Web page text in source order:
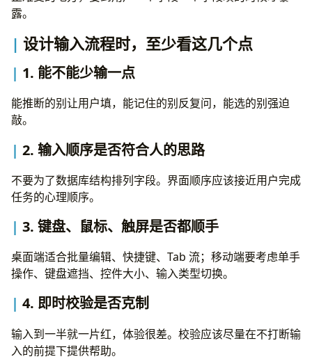
露。
设计输入流程时，至少看这几个点
1. 能不能少输一点
能推断的别让用户填，能记住的别反复问，能选的别强迫
敲。
2. 输入顺序是否符合人的思路
不要为了数据库结构排列字段。界面顺序应该接近用户完成
任务的心理顺序。
3. 键盘、鼠标、触屏是否都顺手
桌面端适合批量编辑、快捷键、Tab 流；移动端要考虑单手
操作、键盘遮挡、控件大小、输入类型切换。
4. 即时校验是否克制
输入到一半就一片红，体验很差。校验应该尽量在不打断输
入的前提下提供帮助。